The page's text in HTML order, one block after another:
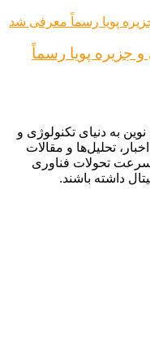
لمسی و جزیره پویا رسماً
به دنیای تکنولوژی و
تحلیل‌ها و مقالات
تحولات فناوری
داشته باشند.